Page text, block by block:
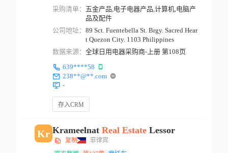
采购清单： 五金产品,电子电器产品,计算机,电脑产
品及配件
公司地址： 89 Sct. Fuentebella St. Brgy. Sacred Hear
t Quezon City. 1103 Philippines
数据来源： 全球日用电器采购商-上册 第108页
639****58
238**@**.com
-
存入CRM
Kr Krameelnat Real EstateLessor
复制
菲律宾